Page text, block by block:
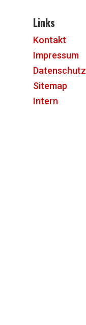
Links
Kontakt
Impressum
Datenschutz
Sitemap
Intern